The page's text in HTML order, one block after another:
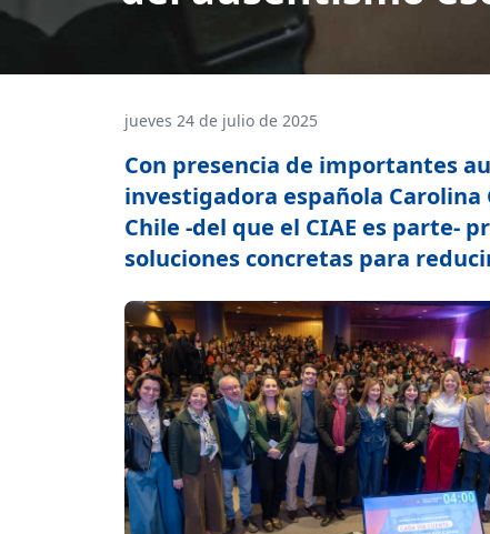
jueves 24 de julio de 2025
Con presencia de importantes
investigadora española Carolina
Chile -del que el CIAE es parte-
soluciones concretas para